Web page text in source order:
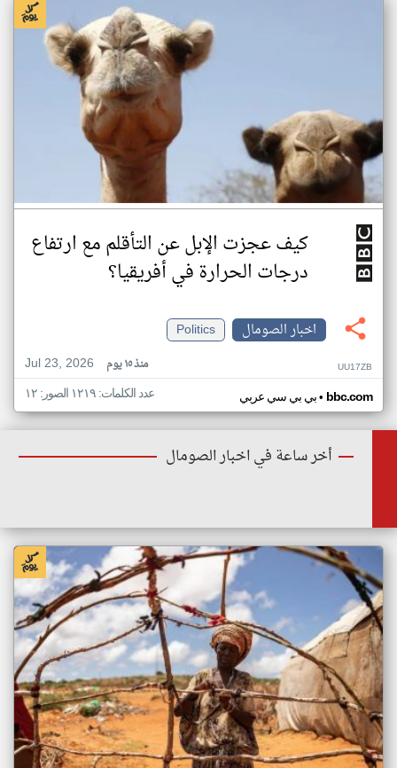
كيف عجزت الإبل عن التأقلم مع ارتفاع
درجات الحرارة في أفريقيا؟
اخبار الصومال
Politics
Jul 23, 2026
منذ ١٥ يوم UU17ZB
بي بي سي عربي• bbc.com عدد الكلمات: ١٢١٩ الصور: ١٢
أخر ساعة في اخبار الصومال